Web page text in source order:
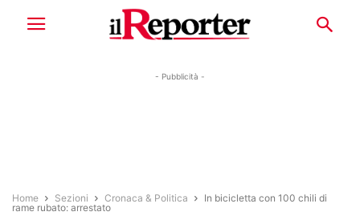
- Pubblicità -
Home Sezioni Cronaca & Politica
In bicicletta con 100 chili di
rame rubato: arrestato